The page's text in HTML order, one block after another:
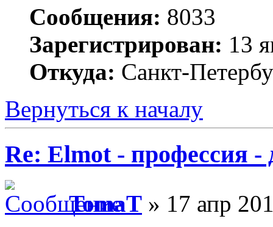
Сообщения: 8033
Зарегистрирован: 13
Откуда: Санкт-
Вернуться к началу
Re: Elmot - профессия -
TomaT » 17 апр